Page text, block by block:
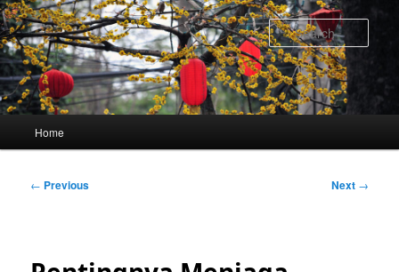
Skip
to
primary
content
Home
Post
← Previous Next →